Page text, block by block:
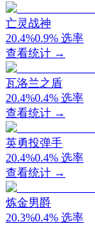
亡灵战神
20.4%0.9% 选率
查看统计 →
瓦洛兰之盾
20.4%0.4% 选率
查看统计 →
英勇投弹手
20.4%0.4% 选率
查看统计 →
炼金男爵
20.3%0.4% 选率